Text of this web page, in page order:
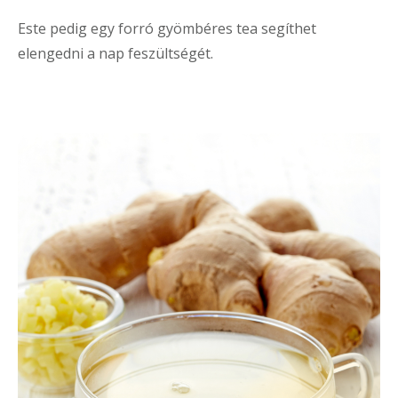
Este pedig egy forró gyömbéres tea segíthet
elengedni a nap feszültségét.